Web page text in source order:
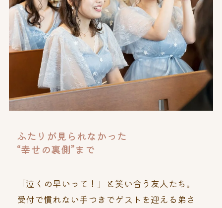
ふたりが見られなかった
“幸せの裏側”まで
「泣くの早いって！」と笑い合う友人たち。
受付で慣れない手つきでゲストを迎える弟さ